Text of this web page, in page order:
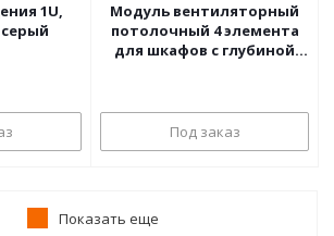
1U,
серый
Модуль вентиляторный
потолочный 4 элемента
для шкафов с глубиной
Под заказ
Показать еще